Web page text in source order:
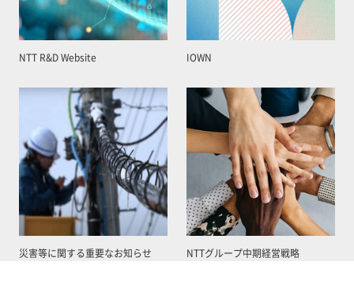
NTT R&D Website IOWN
災害等に関する重要なお知らせ NTTグループ中期経営戦略